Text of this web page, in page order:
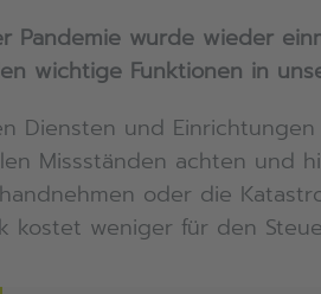
Pandemie wurde wieder
wichtige Funktionen in
Diensten und
Missständen achten und
oder die
kostet weniger für den